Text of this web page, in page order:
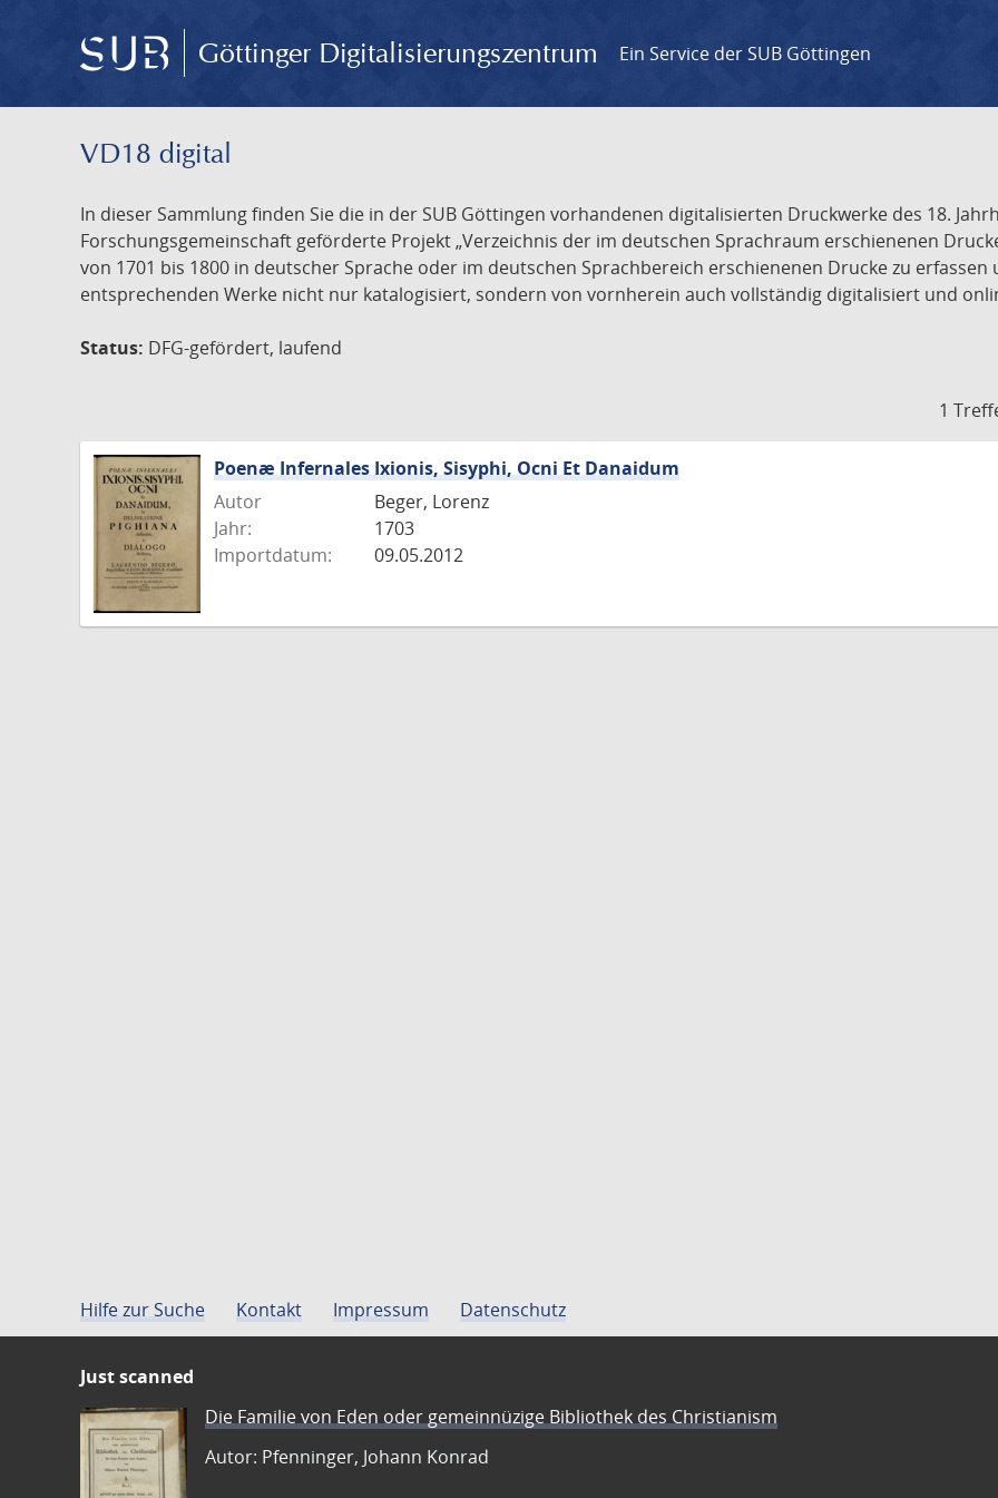
Göttinger Digitalisierungszentrum Ein Service der SUB Göttingen
VD18 digital
In dieser Sammlung finden Sie die in der SUB Göttingen vorhandenen digitalisierten Druckwerke des 18.
Forschungsgemeinschaft geförderte Projekt „Verzeichnis der im deutschen Sprachraum erschienenen
von 1701 bis 1800 in deutscher Sprache oder im deutschen Sprachbereich erschienenen Drucke zu
entsprechenden Werke nicht nur katalogisiert, sondern von vornherein auch vollständig digitalisiert und
Status: DFG-gefördert, laufend
1
Poenæ Infernales Ixionis, Sisyphi, Ocni Et Danaidum
Autor
Beger, Lorenz
Jahr:
1703
Importdatum:
09.05.2012
Hilfe zur Suche Kontakt Impressum Datenschutz
Just scanned
Die Familie von Eden oder gemeinnüzige Bibliothek des Christianism
Autor: Pfenninger, Johann Konrad